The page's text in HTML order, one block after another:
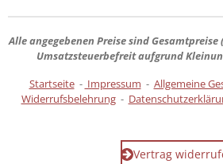
Alle angegebenen Preise sindGesamtpreise
Umsatzsteuerbefreit aufgrund
Startseite- Impressum - Allgemeine
Widerrufsbelehrung-
Vertrag